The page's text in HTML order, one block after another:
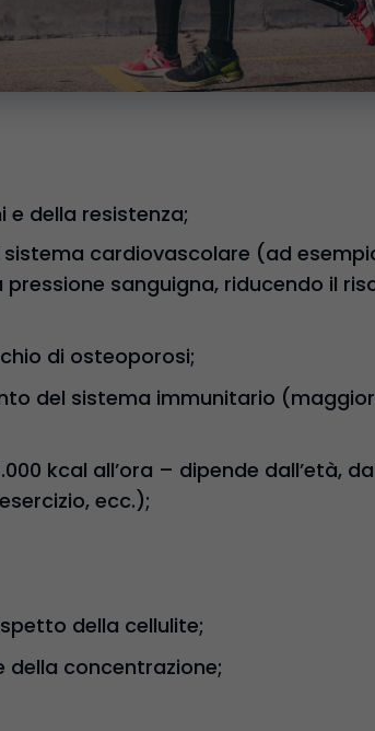
della resistenza;
cardiovascolare (ad
sanguigna, riducendo il
di osteoporosi;
del sistema immunitario
kcal all’ora – dipende dall’età,
ecc.);
della cellulite;
concentrazione;